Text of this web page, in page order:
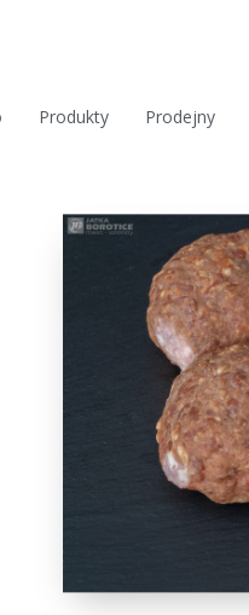
Produkty Prodejny